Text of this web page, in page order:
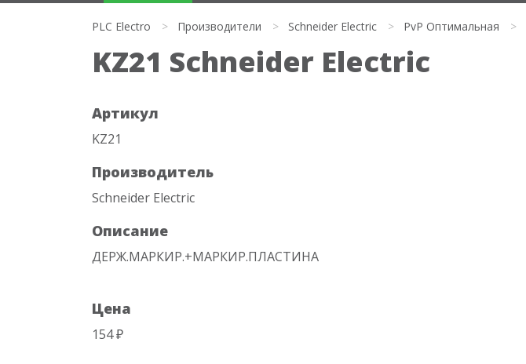
PLC Electro > Производители > Schneider Electric > PvP Оптимальная >
KZ21 Schneider Electric
Артикул
KZ21
Производитель
Schneider Electric
Описание
ДЕРЖ.МАРКИР.+МАРКИР.ПЛАСТИНА
Цена
154 ₽